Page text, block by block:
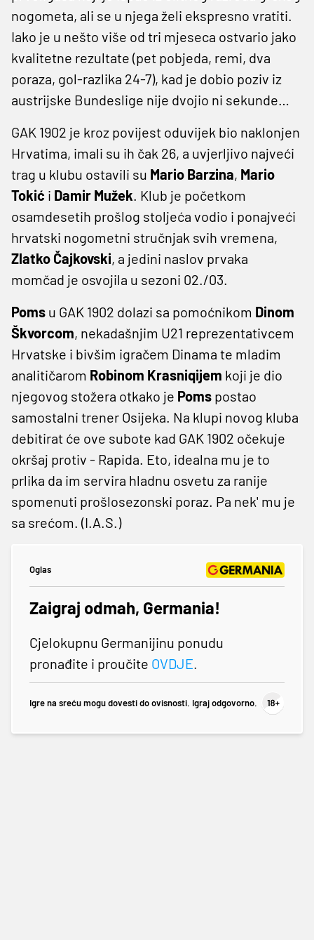
nogometa, ali se u njega želi ekspresno vratiti.
Iako je u nešto više od tri mjeseca ostvario jako
kvalitetne rezultate (pet pobjeda, remi, dva
poraza, gol-razlika 24-7), kad je dobio poziv iz
austrijske Bundeslige nije dvojio ni sekunde…
GAK 1902 je kroz povijest oduvijek bio naklonjen
Hrvatima, imali su ih čak 26, a uvjerljivo najveći
trag u klubu ostavili su Mario Barzina, Mario
Tokić i Damir Mužek. Klub je početkom
osamdesetih prošlog stoljeća vodio i ponajveći
hrvatski nogometni stručnjak svih vremena,
Zlatko Čajkovski, a jedini naslov prvaka
momčad je osvojila u sezoni 02./03.
Poms u GAK 1902 dolazi sa pomoćnikom Dinom
Škvorcom, nekadašnjim U21 reprezentativcem
Hrvatske i bivšim igračem Dinama te mladim
analitičarom Robinom Krasniqijem koji je dio
njegovog stožera otkako je Poms postao
samostalni trener Osijeka. Na klupi novog kluba
debitirat će ove subote kad GAK 1902 očekuje
okršaj protiv - Rapida. Eto, idealna mu je to
prlika da im servira hladnu osvetu za ranije
spomenuti prošlosezonski poraz. Pa nek' mu je
sa srećom. (I.A.S.)
Oglas
Zaigraj odmah, Germania!
Cjelokupnu Germanijinu ponudu
pronađite i proučite OVDJE.
Igre na sreću mogu dovesti do ovisnosti. Igraj odgovorno.